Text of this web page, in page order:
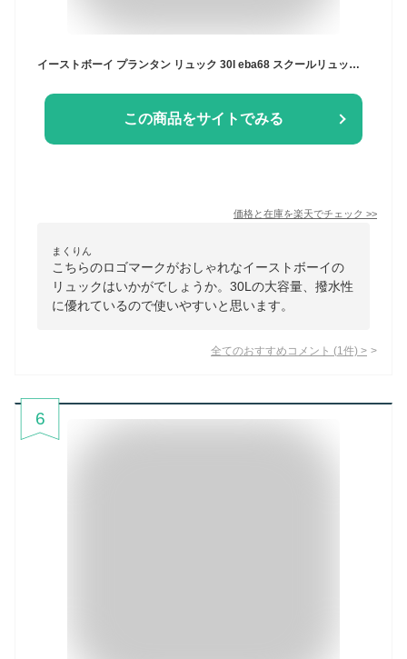
イーストボーイ プランタン リュック 30l eba68 スクールリュック スクバ 30リットル レディース 高校生 女の子 スポーツ 女子 かわいい スクールバッグ 中学生 通学 大容量 A4 無地 撥水 人気 おしゃれ レインカバー 学校 リュックサック EBA68 正規販売店
この商品をサイトでみる
価格と在庫を楽天でチェック >>
まくりん
こちらのロゴマークがおしゃれなイーストボーイの
リュックはいかがでしょうか。30Lの大容量、撥水性
に優れているので使いやすいと思います。
全てのおすすめコメント (1 件) >
6